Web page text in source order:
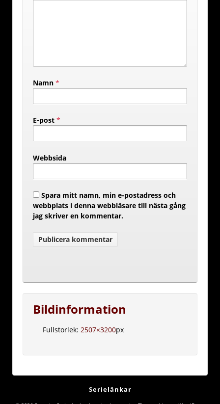
Namn *
E-post *
Webbsida
Spara mitt namn, min e-postadress och
webbplats i denna webbläsare till nästa gång
jag skriver en kommentar.
Bildinformation
Fullstorlek: 2507×3200px
Serielänkar